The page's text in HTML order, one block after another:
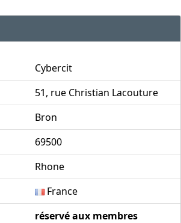
Cybercit
51, rue Christian Lacouture
Bron
69500
Rhone
France
réservé aux membres